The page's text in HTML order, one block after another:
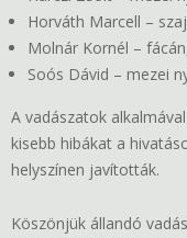
Horváth Marcell –
Molnár Kornél –
Soós Dávid – mezei
A vadászatok
kisebb hibákat a
helyszínen javították.
Köszönjük állandó